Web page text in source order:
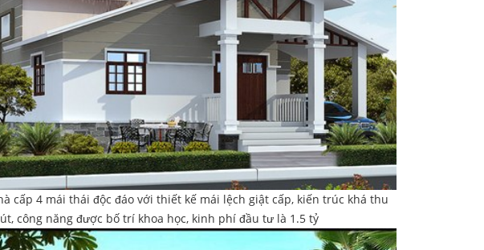
cấp 4 mái thái độc đáo với thiết kế mái lệch giật cấp, kiến trúc khá thu
công năng được bố trí khoa học, kinh phí đầu tư là 1.5 tỷ